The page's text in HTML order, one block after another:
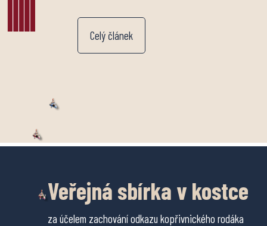
Celý článek
Veřejná sbírka v kostce
za účelem zachování odkazu kopřivnického rodáka